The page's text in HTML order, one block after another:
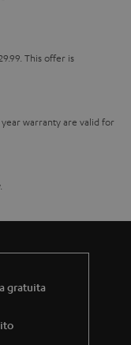
This offer is
warranty are valid for
gratuita